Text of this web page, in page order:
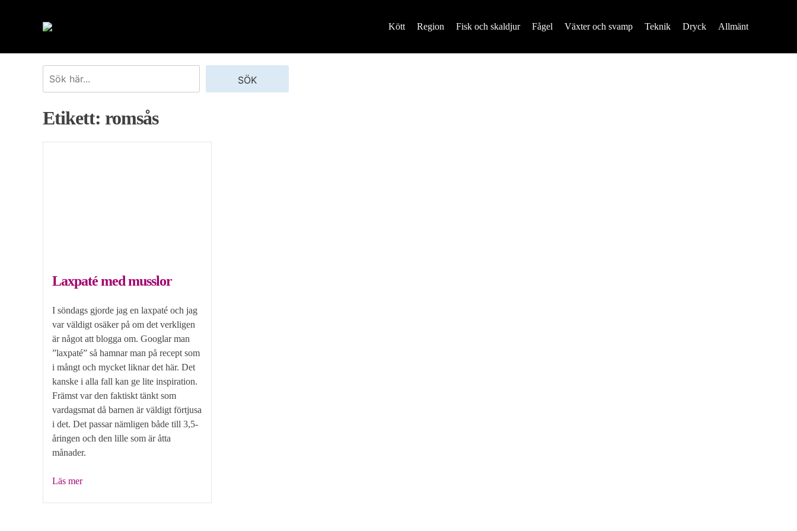
Kött Region Fisk och skaldjur Fågel Växter och svamp Teknik Dryck Allmänt
SÖK
Etikett: romsås
Laxpaté med musslor
I söndags gjorde jag en laxpaté och jag
var väldigt osäker på om det verkligen
är något att blogga om. Googlar man
”laxpaté” så hamnar man på recept som
i mångt och mycket liknar det här. Det
kanske i alla fall kan ge lite inspiration.
Främst var den faktiskt tänkt som
vardagsmat då barnen är väldigt förtjusa
i det. Det passar nämligen både till 3,5-
åringen och den lille som är åtta
månader.
Läs mer”Laxpaté